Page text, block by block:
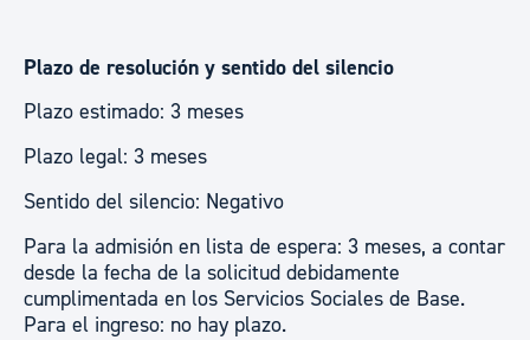
Plazo de resolución y sentido del silencio
Plazo estimado: 3 meses
Plazo legal: 3 meses
Sentido del silencio: Negativo
Para la admisión en lista de espera: 3 meses, a contar
desde la fecha de la solicitud debidamente
cumplimentada en los Servicios Sociales de Base.
Para el ingreso: no hay plazo.